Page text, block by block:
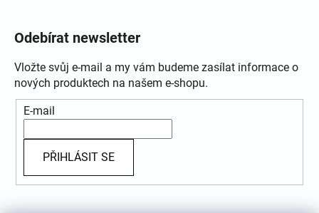
Odebírat newsletter
Vložte svůj e-mail a my vám budeme zasílat informace o
nových produktech na našem e-shopu.
E-mail
PŘIHLÁSIT SE